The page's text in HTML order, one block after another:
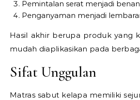
Pemintalan serat menjadi
Penganyaman menjadi
Hasil akhir berupa produk yang
mudah diaplikasikan pada
Sifat Unggulan
Matras sabut kelapa memiliki